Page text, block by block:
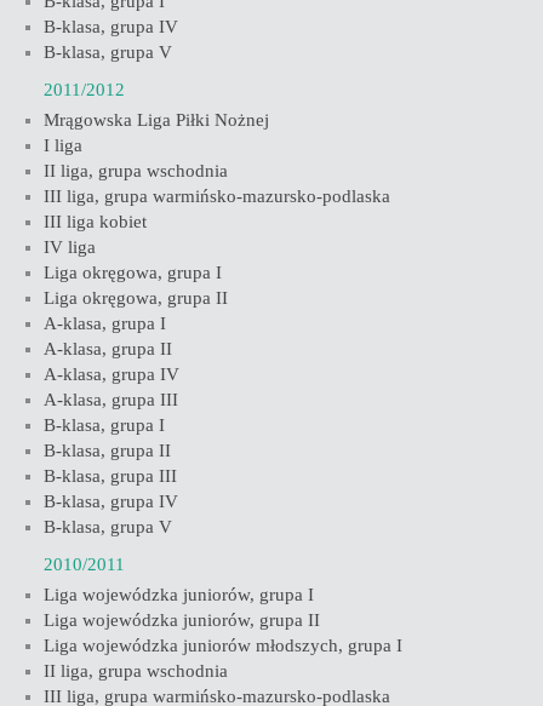
B-klasa, grupa IV
B-klasa, grupa V
2011/2012
Mrągowska Liga Piłki Nożnej
I liga
II liga, grupa wschodnia
III liga, grupa warmińsko-mazursko-podlaska
III liga kobiet
IV liga
Liga okręgowa, grupa I
Liga okręgowa, grupa II
A-klasa, grupa I
A-klasa, grupa II
A-klasa, grupa IV
A-klasa, grupa III
B-klasa, grupa I
B-klasa, grupa II
B-klasa, grupa III
B-klasa, grupa IV
B-klasa, grupa V
2010/2011
Liga wojewódzka juniorów, grupa I
Liga wojewódzka juniorów, grupa II
Liga wojewódzka juniorów młodszych, grupa I
II liga, grupa wschodnia
III liga, grupa warmińsko-mazursko-podlaska